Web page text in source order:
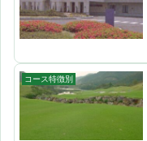
コース特徴別